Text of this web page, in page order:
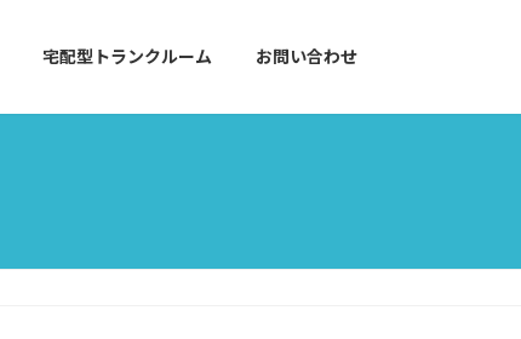
宅配型トランクルーム お問い合わせ